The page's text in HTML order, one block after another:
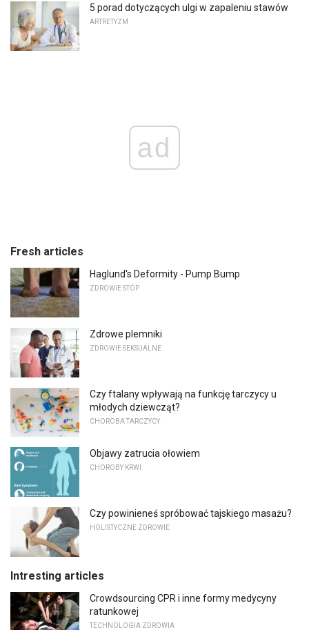
5 porad dotyczących ulgi w zapaleniu stawów
ARTRETYZM
ad
Fresh articles
Haglund's Deformity - Pump Bump
ZDROWIE STÓP
Zdrowe plemniki
ZDROWIE SEKSUALNE
Czy ftalany wpływają na funkcję tarczycy u
młodych dziewcząt?
CHOROBA TARCZYCY
Objawy zatrucia ołowiem
CHOROBY KRWI
Czy powinieneś spróbować tajskiego masażu?
HOLISTYCZNE ZDROWIE
Intresting articles
Crowdsourcing CPR i inne formy medycyny
ratunkowej
TECHNOLOGIA ZDROWIA